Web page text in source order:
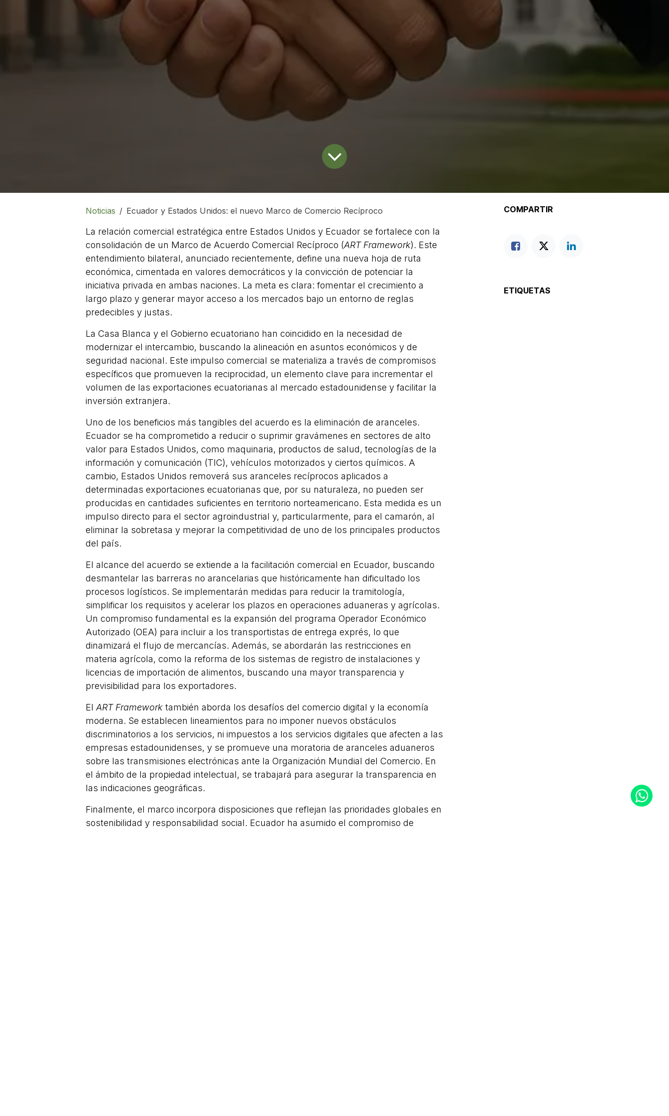
Noticias Ecuador y Estados Unidos: el nuevo Marco de Comercio Recíproco
La relación comercial estratégica entre Estados Unidos y Ecuador se fortalece con la
consolidación de un Marco de Acuerdo Comercial Recíproco (ART Framework). Este
entendimiento bilateral, anunciado recientemente, define una nueva hoja de ruta
económica, cimentada en valores democráticos y la convicción de potenciar la
iniciativa privada en ambas naciones. La meta es clara: fomentar el crecimiento a
largo plazo y generar mayor acceso a los mercados bajo un entorno de reglas
predecibles y justas.
La Casa Blanca y el Gobierno ecuatoriano han coincidido en la necesidad de
modernizar el intercambio, buscando la alineación en asuntos económicos y de
seguridad nacional. Este impulso comercial se materializa a través de compromisos
específicos que promueven la reciprocidad, un elemento clave para incrementar el
volumen de las exportaciones ecuatorianas al mercado estadounidense y facilitar la
inversión extranjera.
Uno de los beneficios más tangibles del acuerdo es la eliminación de aranceles.
Ecuador se ha comprometido a reducir o suprimir gravámenes en sectores de alto
valor para Estados Unidos, como maquinaria, productos de salud, tecnologías de la
información y comunicación (TIC), vehículos motorizados y ciertos químicos. A
cambio, Estados Unidos removerá sus aranceles recíprocos aplicados a
determinadas exportaciones ecuatorianas que, por su naturaleza, no pueden ser
producidas en cantidades suficientes en territorio norteamericano. Esta medida es un
impulso directo para el sector agroindustrial y, particularmente, para el camarón, al
eliminar la sobretasa y mejorar la competitividad de uno de los principales productos
del país.
El alcance del acuerdo se extiende a la facilitación comercial en Ecuador, buscando
desmantelar las barreras no arancelarias que históricamente han dificultado los
procesos logísticos. Se implementarán medidas para reducir la tramitología,
simplificar los requisitos y acelerar los plazos en operaciones aduaneras y agrícolas.
Un compromiso fundamental es la expansión del programa Operador Económico
Autorizado (OEA) para incluir a los transportistas de entrega exprés, lo que
dinamizará el flujo de mercancías. Además, se abordarán las restricciones en
materia agrícola, como la reforma de los sistemas de registro de instalaciones y
licencias de importación de alimentos, buscando una mayor transparencia y
previsibilidad para los exportadores.
El ART Framework también aborda los desafíos del comercio digital y la economía
moderna. Se establecen lineamientos para no imponer nuevos obstáculos
discriminatorios a los servicios, ni impuestos a los servicios digitales que afecten a las
empresas estadounidenses, y se promueve una moratoria de aranceles aduaneros
sobre las transmisiones electrónicas ante la Organización Mundial del Comercio. En
el ámbito de la propiedad intelectual, se trabajará para asegurar la transparencia en
las indicaciones geográficas.
Finalmente, el marco incorpora disposiciones que reflejan las prioridades globales en
sostenibilidad y responsabilidad social. Ecuador ha asumido el compromiso de
COMPARTIR
ETIQUETAS